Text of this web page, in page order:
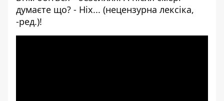
думаєте що? - Ніх... (нецензурна лексіка,
-ред.)!